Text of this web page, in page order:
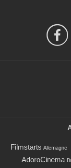
Filmstarts Allemagne
AdoroCinema